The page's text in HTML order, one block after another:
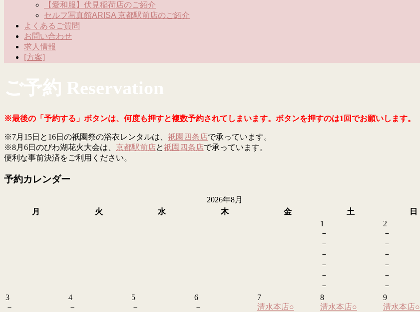
【愛和服】伏見稲荷店のご紹介
セルフ写真館ARISA 京都駅前店のご紹介
よくあるご質問
お問い合わせ
求人情報
[方案]
ご予約 Reservation
※最後の「予約する」ボタンは、何度も押すと複数予約されてしまいます。ボタンを押すのは1回でお願いします。
※7月15日と16日の祇園祭の浴衣レンタルは、 祇園四条店で承っています。
※8月6日のびわ湖花火大会は、 京都駅前店と祇園四条店で承っています。
便利な事前決済をご利用ください。
予約カレンダー
2026年8月
月
火 水 木 金 土
日
1
－
－
－
－
－
－
2
－
－
－
－
－
－
3
－
4
－
5
－
6
－
7
清水本店○
8
清水本店○
9
清水本店○